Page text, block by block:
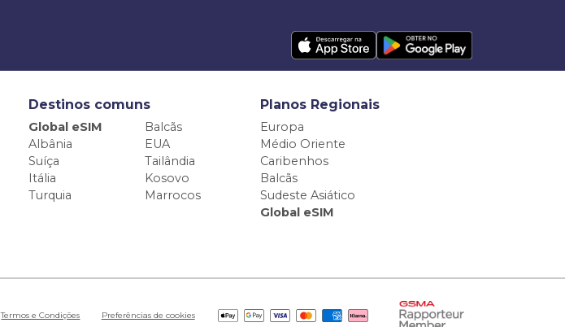
Destinos comuns
Global eSIM
Balcãs
Albânia
EUA
Suíça
Tailândia
Itália
Kosovo
Turquia
Marrocos
Planos Regionais
Europa
Médio Oriente
Caribenhos
Balcãs
Sudeste Asiático
Global eSIM
Termos e Condições Preferências de cookies